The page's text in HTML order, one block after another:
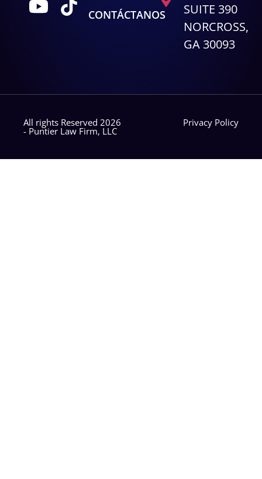
CONTÁCTANOS
SUITE 390
NORCROSS,
GA 30093
All rights Reserved 2026
- Puntier Law Firm, LLC
Privacy Policy